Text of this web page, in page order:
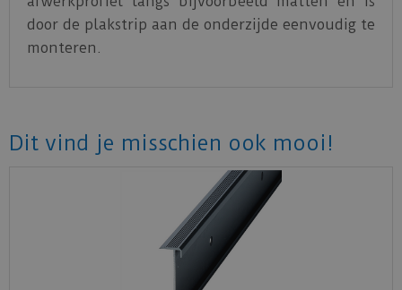
door de plakstrip aan de onderzijde eenvoudig te
monteren.
Dit vind je misschien ook mooi!